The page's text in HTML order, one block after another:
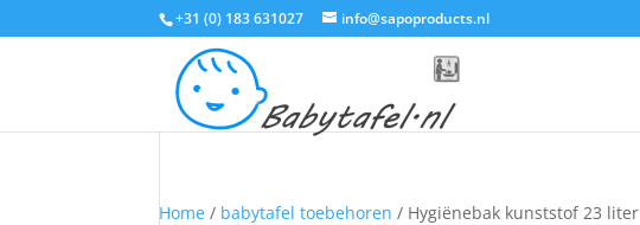
+31 (0) 183 631027 info@sapoproducts.nl
Home / babytafel toebehoren / Hygiënebak kunststof 23 liter